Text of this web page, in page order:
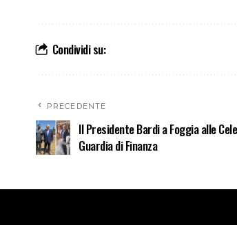
Condividi su:
PRECEDENTE
Il Presidente Bardi a Foggia alle
Guardia di Finanza